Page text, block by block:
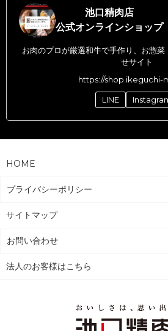
池口精肉店
公式オンラインショップ
お肉のプロが厳選和牛で手作り、お惣
せサイト
https://shop.ikeguchi-
LINE
HOME
プライバシーポリシー
サイトマップ
お問い合わせ
法人のお客様はこちら